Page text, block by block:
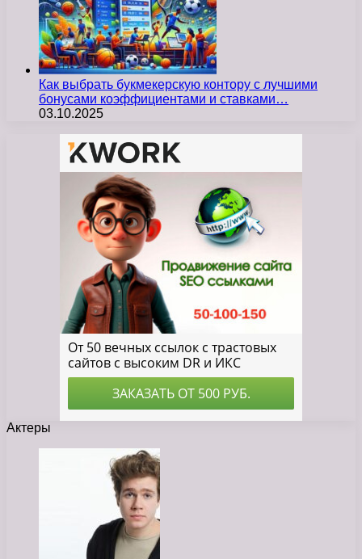
Как выбрать букмекерскую контору с лучшими
бонусами коэффициентами и ставками…
03.10.2025
Актеры